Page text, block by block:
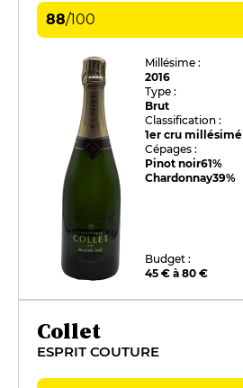
88/100
Millésime :
2016
Type :
Brut
Classification :
1er cru millésimé
Cépages :
Pinot noir61%
Chardonnay39%
Budget :
45 € à 80 €
Collet
ESPRIT COUTURE